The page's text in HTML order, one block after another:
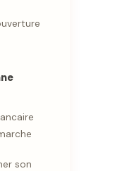
son